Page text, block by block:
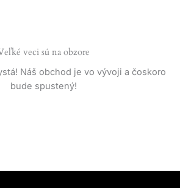
veci sú na obzore
Náš obchod je vo vývoji a čoskoro
bude spustený!